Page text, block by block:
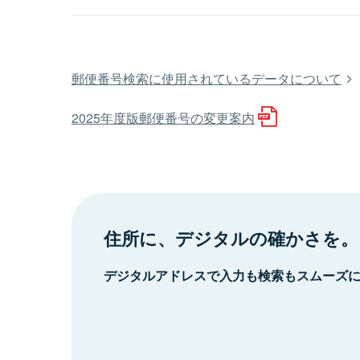
郵便番号検索に使用されているデータについて
2025年度版郵便番号の変更案内
住所に、デジタルの確かさを。
デジタルアドレスで入力も検索もスムーズ